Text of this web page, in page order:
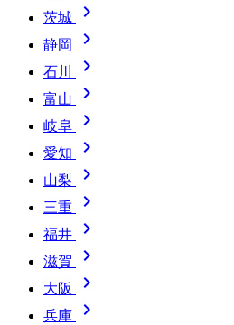
茨城 
静岡 
石川 
富山 
岐阜 
愛知 
山梨 
三重 
福井 
滋賀 
大阪 
兵庫 